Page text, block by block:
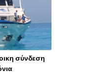
σύνδεση